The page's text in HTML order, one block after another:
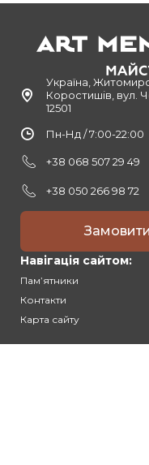
Україна,
Коростишів, вул.
12501
Пн-Нд / 7:00-22:00
+38 068 507 29 49
+38 050 266 98 72
Навігація сайтом:
Памʼятники
Контакти
Карта сайту